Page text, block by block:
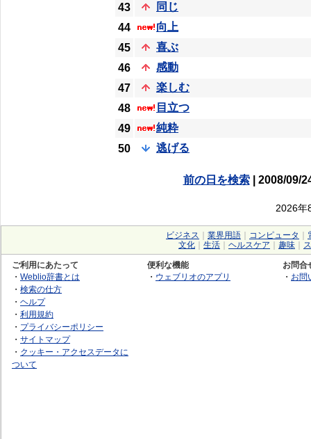
43
同じ
44
向上
45
喜ぶ
46
感動
47
楽しむ
48
目立つ
49
純粋
50
逃げる
前の日を検索| 2008/09/
2026年
ビジネス 業界用語 コンピュータ
文化
生活 ヘルスケア 趣味
ご利用にあたって
・ Weblio辞書とは
・ 検索の仕方
・ ヘルプ
・ 利用規約
・ プライバシーポリシー
・ サイトマップ
・ クッキー・アクセスデータに
ついて
便利な機能
・ ウェブリオのアプリ
お問合
・ お問